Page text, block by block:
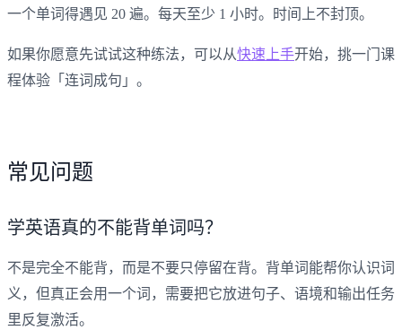
一个单词得遇见 20 遍。每天至少 1 小时。时间上不封顶。
如果你愿意先试试这种练法，可以从快速上手开始，挑一门课
程体验「连词成句」。
常见问题
学英语真的不能背单词吗？
不是完全不能背，而是不要只停留在背。背单词能帮你认识词
义，但真正会用一个词，需要把它放进句子、语境和输出任务
里反复激活。